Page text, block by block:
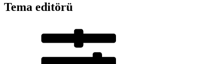
Tema editörü